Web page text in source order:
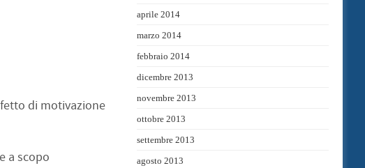
di motivazione
a scopo
aprile 2014
marzo 2014
febbraio 2014
dicembre 2013
novembre 2013
ottobre 2013
settembre 2013
agosto 2013